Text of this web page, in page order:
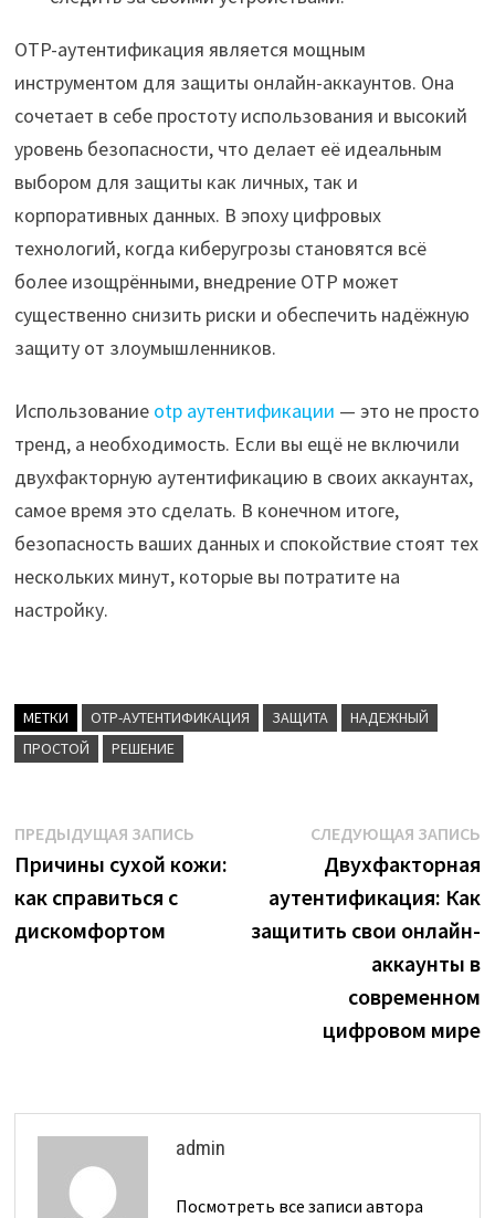
OTP-аутентификация является мощным
инструментом для защиты онлайн-аккаунтов. Она
сочетает в себе простоту использования и высокий
уровень безопасности, что делает её идеальным
выбором для защиты как личных, так и
корпоративных данных. В эпоху цифровых
технологий, когда киберугрозы становятся всё
более изощрёнными, внедрение OTP может
существенно снизить риски и обеспечить надёжную
защиту от злоумышленников.
Использование otp аутентификации — это не просто
тренд, а необходимость. Если вы ещё не включили
двухфакторную аутентификацию в своих аккаунтах,
самое время это сделать. В конечном итоге,
безопасность ваших данных и спокойствие стоят тех
нескольких минут, которые вы потратите на
настройку.
МЕТКИ OTP-АУТЕНТИФИКАЦИЯ ЗАЩИТА
НАДЕЖНЫЙ
ПРОСТОЙ
РЕШЕНИЕ
Навигация
по
записям
ПРЕДЫДУЩАЯ ЗАПИСЬПредыдущая
запись:
Причины сухой кожи:
как справиться с
дискомфортом
СЛЕДУЮЩАЯ ЗАПИСЬ
Двухфакторная
аутентификация: Как
защитить свои онлайн-
аккаунты в
современном
цифровом мире
admin
Посмотреть все записи автора